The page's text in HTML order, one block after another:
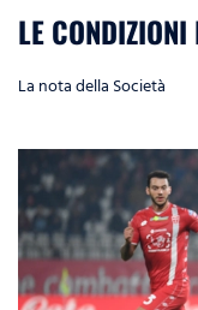
LE CONDIZIONI
La nota della Società